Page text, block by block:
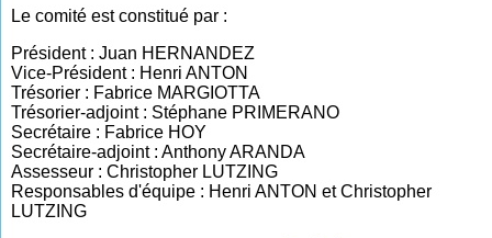
Le comité est constitué par :
Président : Juan HERNANDEZ
Vice-Président : Henri ANTON
Trésorier : Fabrice MARGIOTTA
Trésorier-adjoint : Stéphane PRIMERANO
Secrétaire : Fabrice HOY
Secrétaire-adjoint : Anthony ARANDA
Assesseur : Christopher LUTZING
Responsables d'équipe : Henri ANTON et Christopher
LUTZING